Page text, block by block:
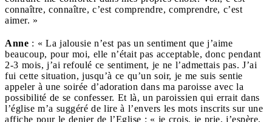
connaître, connaître, c’est comprendre, comprendre, c’est
aimer. »
Anne : « La jalousie n’est pas un sentiment que j’aime
beaucoup, pour moi, elle n’était pas acceptable, donc pendant
2-3 mois, j’ai refoulé ce sentiment, je ne l’admettais pas. J’ai
fui cette situation, jusqu’à ce qu’un soir, je me suis sentie
appeler à une soirée d’adoration dans ma paroisse avec la
possibilité de se confesser. Et là, un paroissien qui errait dans
l’église m’a suggéré de lire à l’envers les mots inscrits sur une
affiche pour le denier de l’Eglise : « je crois, je prie, j’espère,